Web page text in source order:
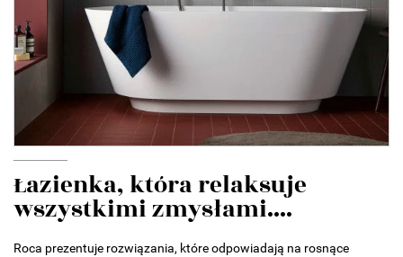
Łazienka, która relaksuje
wszystkimi zmysłami....
Roca prezentuje rozwiązania, które odpowiadają na rosnące